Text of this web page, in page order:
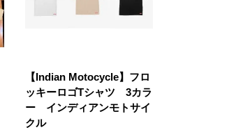
【Indian Motocycle】フロ
ッキーロゴTシャツ 3カラ
ー インディアンモトサイ
クル